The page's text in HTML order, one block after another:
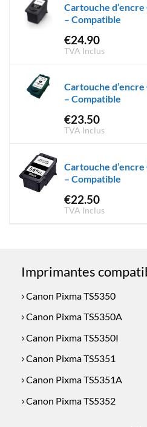
Cartouche
– Compatible
€24.90
TVA Inclus
Cartouche
– Compatible
€23.50
TVA Inclus
Cartouche
– Compatible
€22.50
TVA Inclus
Imprimantes
Canon Pixma TS5350
Canon Pixma TS5350A
Canon Pixma TS5350I
Canon Pixma TS5351
Canon Pixma TS5351A
Canon Pixma TS5352